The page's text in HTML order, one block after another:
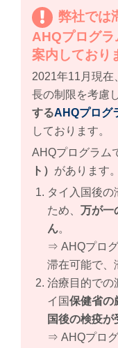
弊社では
AHQプログ
案内しており
2021年11月現在
長の制限を考慮し
するAHQプログ
しております。
AHQプログラム
ト） があります。
タイ入国後の
ため、万が一
ん。
⇒ AHQプロ
滞在可能で、
治療目的での
イ国保健省の
国後の検疫
⇒ AHQプロ